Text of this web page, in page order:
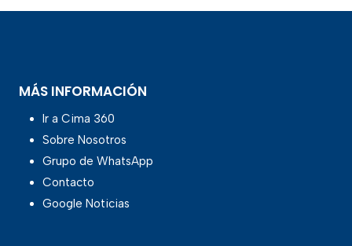
MÁS INFORMACIÓN
Ir a Cima 360
Sobre Nosotros
Grupo de WhatsApp
Contacto
Google Noticias